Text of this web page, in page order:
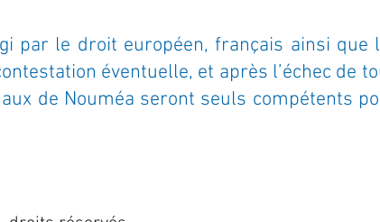
par le droit européen, français ainsi que
éventuelle, et après l’échec de
de Nouméa seront seuls compétents